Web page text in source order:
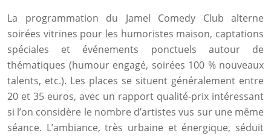
La programmation du Jamel Comedy Club alterne
soirées vitrines pour les humoristes maison, captations
spéciales et événements ponctuels autour de
thématiques (humour engagé, soirées 100 % nouveaux
talents, etc.). Les places se situent généralement entre
20 et 35 euros, avec un rapport qualité-prix intéressant
si l’on considère le nombre d’artistes vus sur une même
séance. L’ambiance, très urbaine et énergique, séduit